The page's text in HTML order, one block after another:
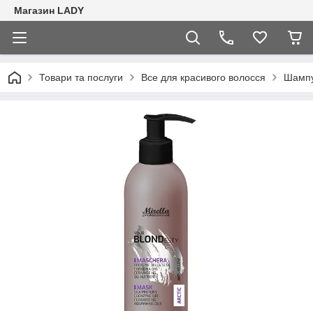
Магазин LADY
Товари та послуги Все для красивого волосся